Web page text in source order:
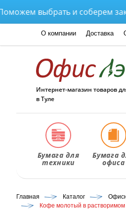
выбрать и соберем заказ за
О компании Доставка
Интернет-магазин товаров
в Туле
Бумага для
техники
Бумага
офиса
Главная Каталог
Кофе молотый в растворимом